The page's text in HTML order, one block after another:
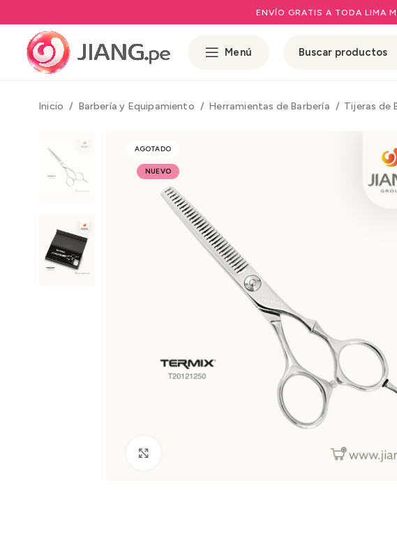
ENVÍO GRATIS A TODA LIMA
Menú
Inicio Barbería y Equipamiento Herramientas de Barbería Tijeras de
AGOTADO
NUEVO